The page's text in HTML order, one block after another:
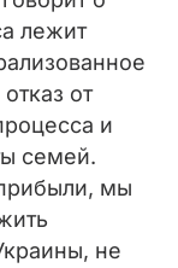
лежит
от
и
семей.
мы
не